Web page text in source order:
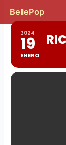
contenido
BellePop
2024
19
ENERO